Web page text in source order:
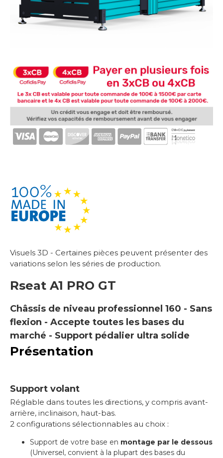
Visuels 3D - Certaines pièces peuvent présenter des
variations selon les séries de production.
Rseat A1 PRO GT
Châssis de niveau professionnel 160 - Sans
flexion - Accepte toutes les bases du
marché - Support pédalier ultra solide
Présentation
Support volant
Réglable dans toutes les directions, y compris avant-
arrière, inclinaison, haut-bas.
2 configurations sélectionnables au choix :
Support de votre base en montage par le dessous
(Universel, convient à la plupart des bases du